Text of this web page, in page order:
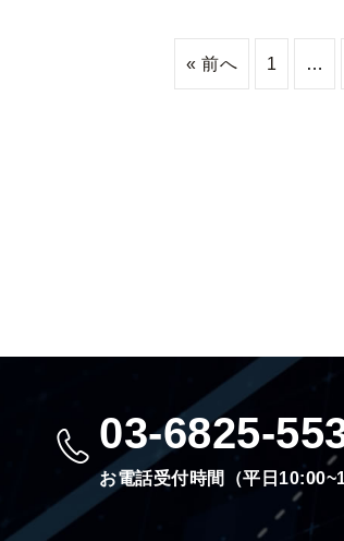
« 前へ 1 …
03-6825-
お電話受付時間（平日